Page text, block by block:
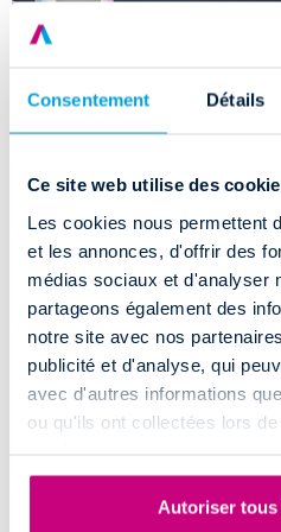
Consentement Détails
Ce site web utilise des
Les cookies nous permettent
et les annonces, d'offrir des
médias sociaux et d'analyser
partageons également des
notre site avec nos
publicité et d'analyse, qui
avec d'autres informations
ou qu'ils ont collectées lors
Autoriser tous
La location de
Lyon Gerland
Si vous venez ducentre-ville de
Si vous souhaitez rejoindre Lyon
laN7pour rejoindre l’agence à
laroute de Paris en direction de
Si vous habitez à Vichy et vous
Pour plus d’informations sur